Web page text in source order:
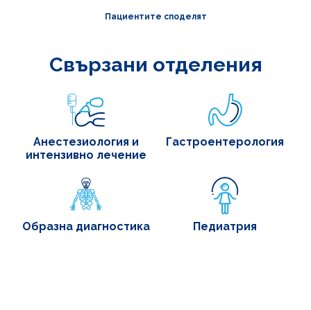
Пациентите споделят
Свързани отделения
Анестезиология и
интензивно лечение
Гастроентерология
Образна диагностика Педиатрия